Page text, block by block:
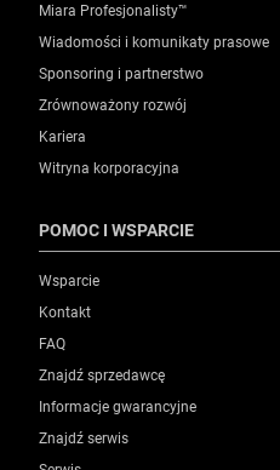
Miara Profesjonalisty™
Wiadomości i komunikaty prasowe
Sponsoring i partnerstwo
Zrównoważony rozwój
Kariera
Witryna korporacyjna
POMOC I WSPARCIE
Wsparcie
Kontakt
FAQ
Znajdź sprzedawcę
Informacje gwarancyjne
Znajdź serwis